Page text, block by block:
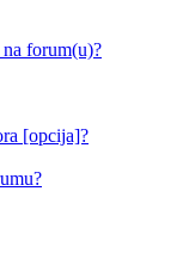
forum(u)?
[opcija]?